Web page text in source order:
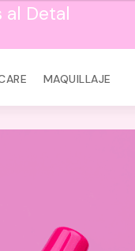
al Detal
MAQUILLAJE